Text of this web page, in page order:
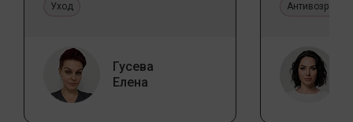
Уход
Гусева
Елена